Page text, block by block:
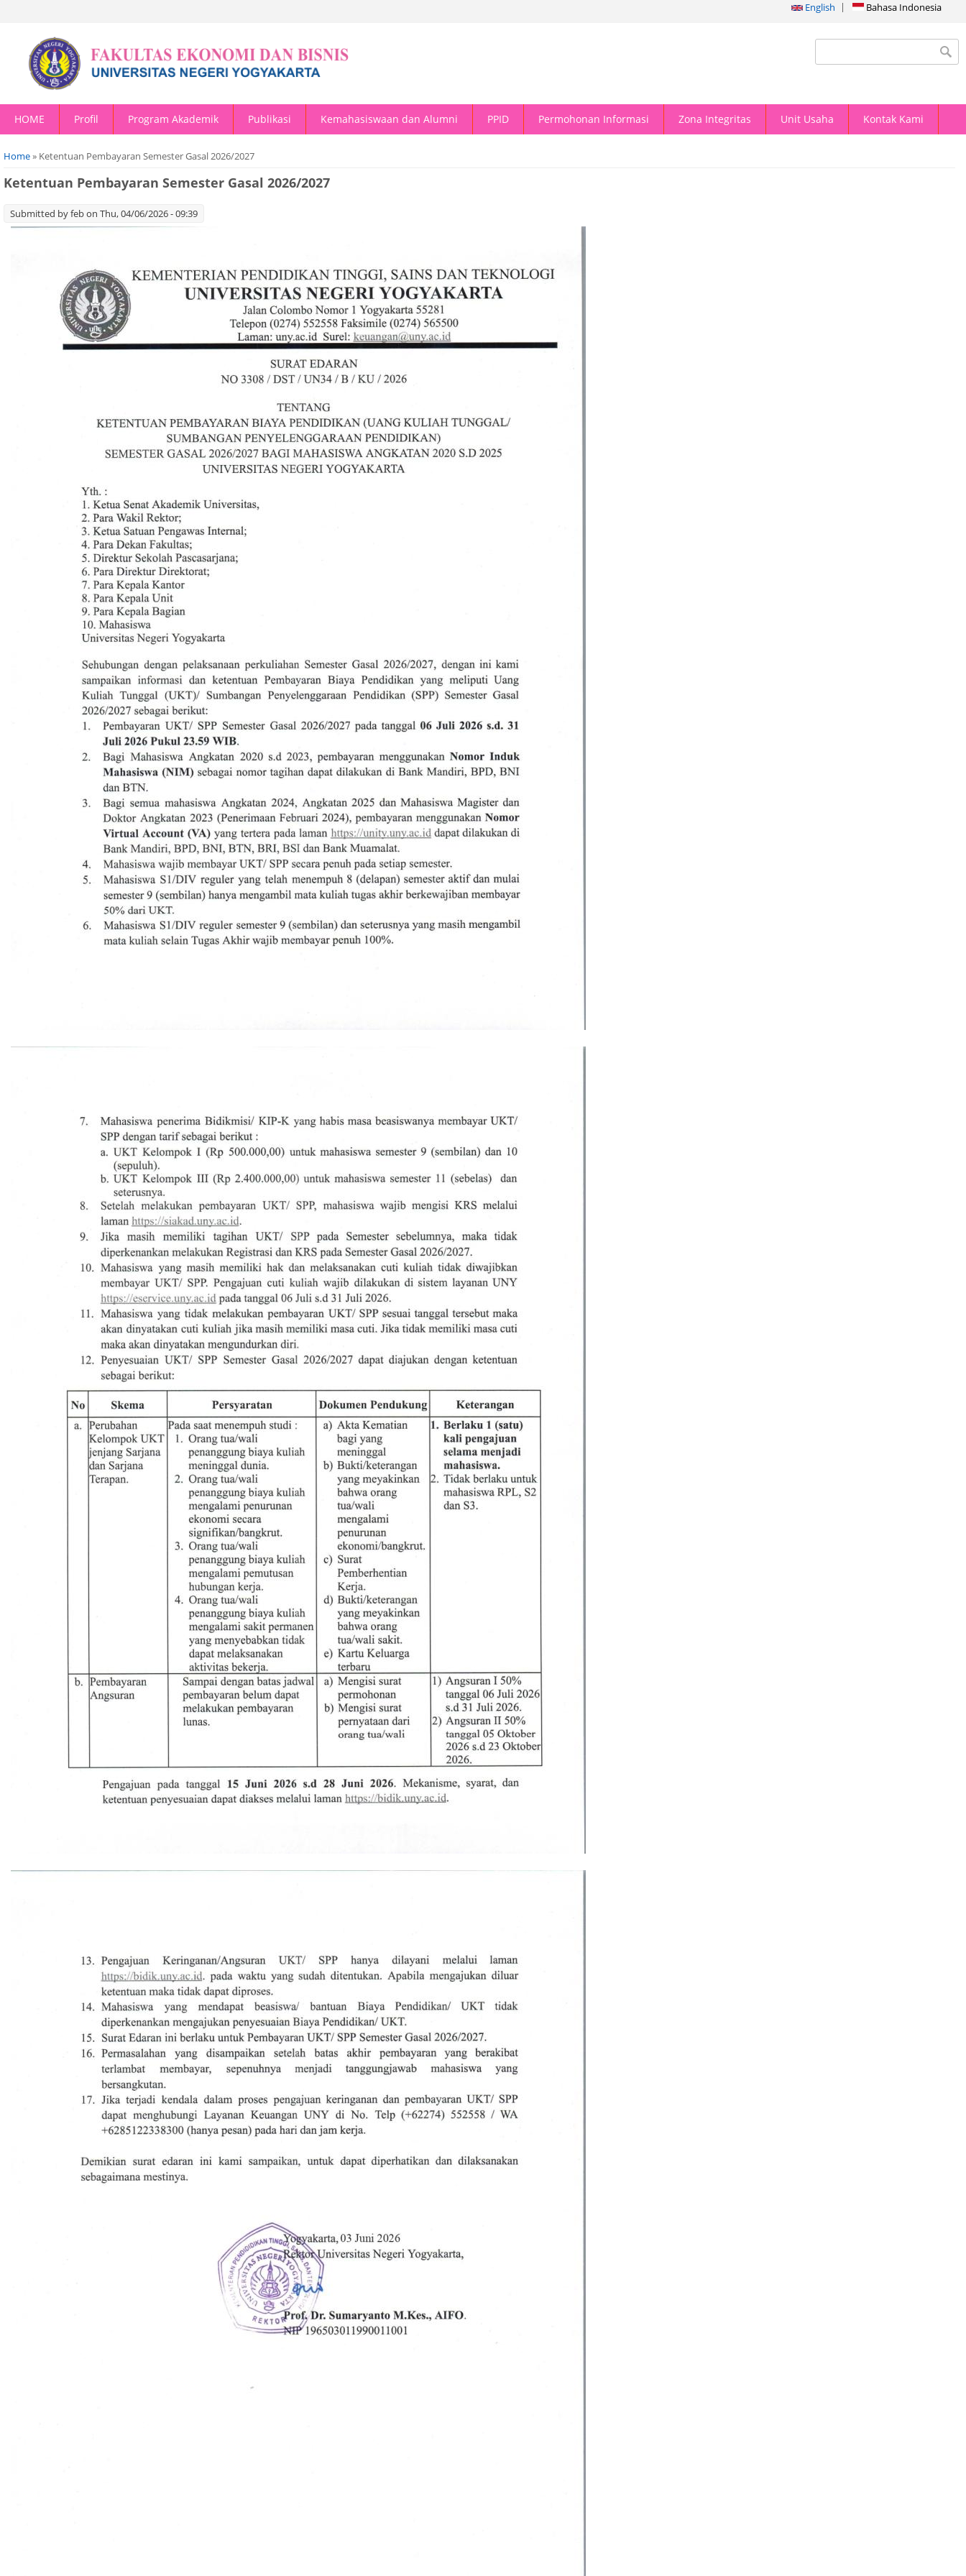
English Bahasa Indonesia
Search form
HOME Profil Program Akademik Publikasi Kemahasiswaan dan Alumni PPID Permohonan Informasi Zona Integritas Unit Usaha Kontak Kami
You are here
Home» Ketentuan Pembayaran Semester Gasal 2026/2027
Ketentuan Pembayaran Semester Gasal 2026/2027
Submitted byfebon Thu, 04/06/2026 - 09:39